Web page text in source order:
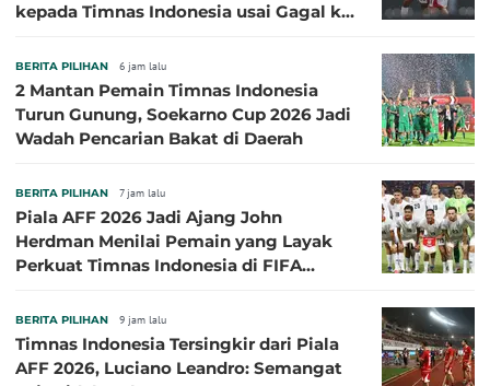
kepada Timnas Indonesia usai Gagal ke
BERITA PILIHAN 6 jam lalu
2 Mantan Pemain Timnas Indonesia
Turun Gunung, Soekarno Cup 2026 Jadi
Wadah Pencarian Bakat di Daerah
BERITA PILIHAN 7 jam lalu
Piala AFF 2026 Jadi Ajang John
Herdman Menilai Pemain yang Layak
Perkuat Timnas Indonesia di FIFA
BERITA PILIHAN 9 jam lalu
Timnas Indonesia Tersingkir dari Piala
AFF 2026, Luciano Leandro: Semangat